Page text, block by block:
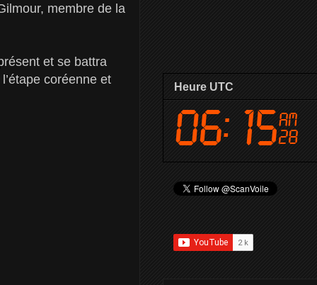
membre de la
et se battra
coréenne et
Heure UTC